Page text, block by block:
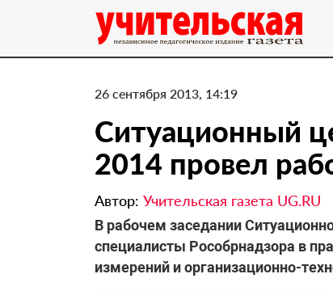
26 сентября 2013, 14:19
Ситуационный
2014 провел
Автор: Учительская газета UG.RU
В рабочем заседании
специалисты Рособрнадзора в
измерений и организационно-